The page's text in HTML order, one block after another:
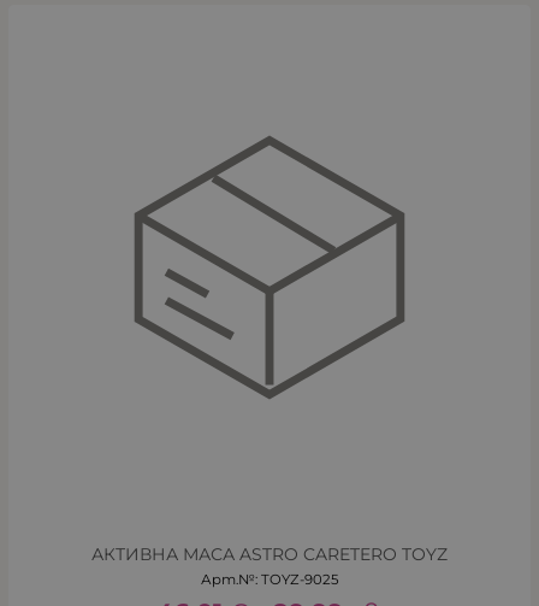
АКТИВНА МАСА ASTRO CARETERO TOYZ
Арт.№: TOYZ-9025